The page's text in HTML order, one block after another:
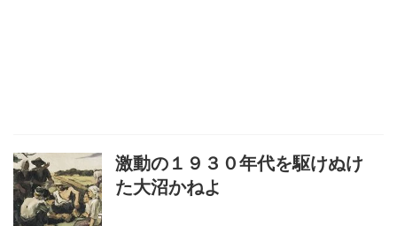
激動の１９３０年代を駆けぬけ
た大沼かねよ